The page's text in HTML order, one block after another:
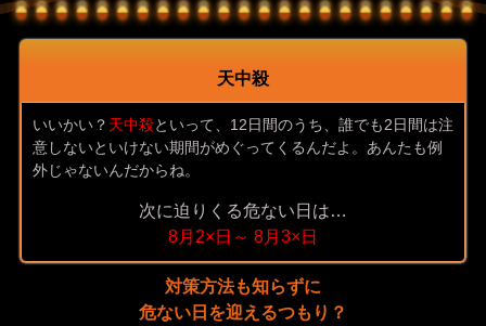
天中殺
いいかい？ 天中殺といって、12日間のうち、誰でも2日間は注
意しないといけない期間がめぐってくるんだよ。あんたも例
外じゃないんだからね。
次に迫りくる危ない日は…
8月2×日～ 8月3×日
対策方法も知らずに
危ない日を迎えるつもり？